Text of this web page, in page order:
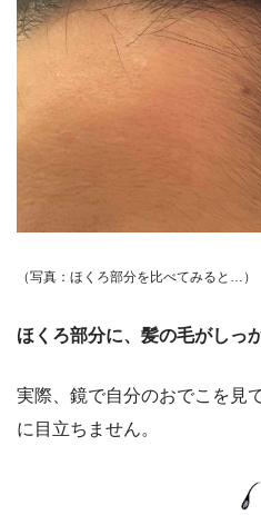
（写真：ほくろ部分を比べてみると…）
ほくろ部分に、髪の毛がしっ
実際、鏡で自分のおでこを見
に目立ちません。